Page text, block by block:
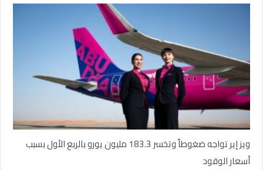
ويز إير تواجه ضغوطاً وتخسر 183.3 مليون يورو بالربع الأول بسبب
أسعار الوقود